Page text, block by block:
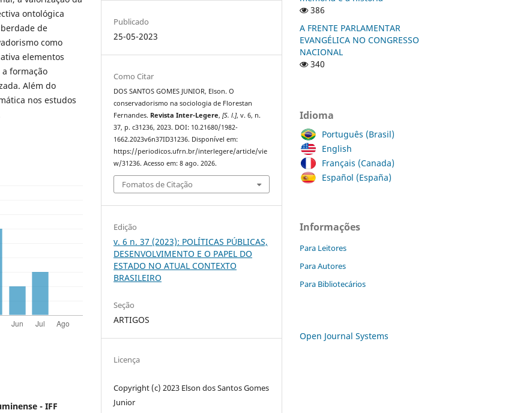
ontológica
de
como
elementos
formação
Além do
nos estudos
- IFF
Publicado
25-05-2023
Como Citar
DOS SANTOS GOMES JUNIOR, Elson. O
conservadorismo na sociologia de Florestan
Fernandes. Revista Inter-Legere,[S. l.], v. 6, n.
37, p. c31236, 2023. DOI: 10.21680/1982-
1662.2023v6n37ID31236. Disponível em:
https://periodicos.ufrn.br/interlegere/article/vie
w/31236. Acesso em: 8 ago. 2026.
Fomatos de Citação
Edição
v. 6 n. 37 (2023): POLÍTICAS PÚBLICAS,
DESENVOLVIMENTO E O PAPEL DO
ESTADO NO ATUAL CONTEXTO
BRASILEIRO
Seção
ARTIGOS
Licença
Copyright (c) 2023 Elson dos Santos Gomes
Junior
386
A FRENTE PARLAMENTAR
EVANGÉLICA NO CONGRESSO
NACIONAL
340
Idioma
Português (Brasil)
English
Français (Canada)
Español (España)
Informações
Para Leitores
Para Autores
Para Bibliotecários
Open Journal Systems